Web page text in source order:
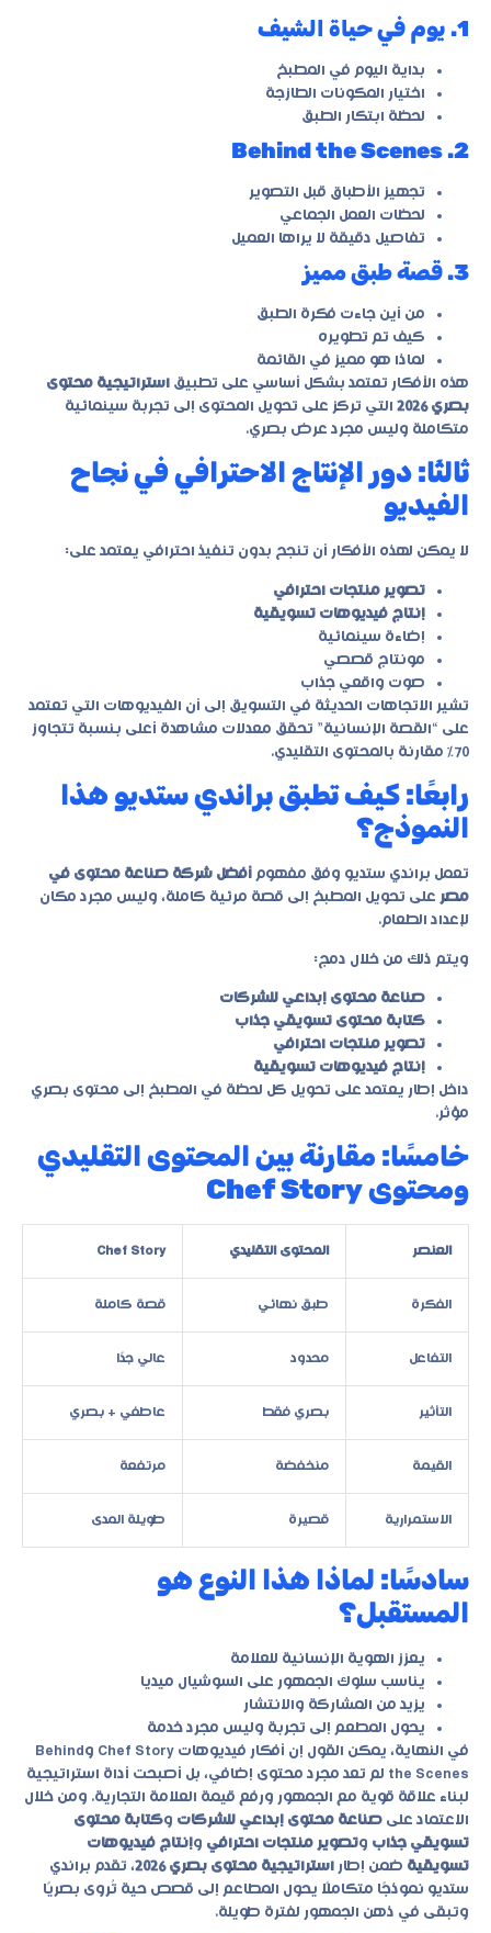
1. يوم في حياة الشيف
بداية اليوم في المطبخ
اختيار المكونات الطازجة
لحظة ابتكار الطبق
2. Behind the Scenes
تجهيز الأطباق قبل التصوير
لحظات العمل الجماعي
تفاصيل دقيقة لا يراها العميل
3. قصة طبق مميز
من أين جاءت فكرة الطبق
كيف تم تطويره
لماذا هو مميز في القائمة
هذه الأفكار تعتمد بشكل أساسي على تطبيق استراتيجية محتوى
بصري 2026
التي تركز على تحويل المحتوى إلى تجربة سينمائية
متكاملة وليس مجرد عرض بصري.
ثالثًا: دور الإنتاج الاحترافي في نجاح
الفيديو
لا يمكن لهذه الأفكار أن تنجح بدون تنفيذ احترافي يعتمد على:
تصوير منتجات احترافي
إنتاج فيديوهات تسويقية
إضاءة سينمائية
مونتاج قصصي
صوت واقعي جذاب
تشير الاتجاهات الحديثة في التسويق إلى أن الفيديوهات التي تعتمد
على “القصة الإنسانية” تحقق معدلات مشاهدة أعلى بنسبة تتجاوز
70% مقارنة بالمحتوى التقليدي.
رابعًا: كيف تطبق براندي ستديو هذا
النموذج؟
تعمل براندي ستديو وفق مفهوم أفضل شركة صناعة محتوى في
مصر على تحويل المطبخ إلى قصة مرئية كاملة، وليس مجرد مكان
لإعداد الطعام.
ويتم ذلك من خلال دمج:
صناعة محتوى إبداعي للشركات
كتابة محتوى تسويقي جذاب
تصوير منتجات احترافي
إنتاج فيديوهات تسويقية
داخل إطار يعتمد على تحويل كل لحظة في المطبخ إلى محتوى بصري
مؤثر.
خامسًا: مقارنة بين المحتوى التقليدي
ومحتوى Chef Story
العنصر المحتوى التقليدي Chef Story
الفكرة طبق نهائي قصة كاملة
التفاعل محدود عالي جدًا
التأثير بصري فقط عاطفي + بصري
القيمة منخفضة مرتفعة
الاستمرارية قصيرة طويلة المدى
سادسًا: لماذا هذا النوع هو
المستقبل؟
يعزز الهوية الإنسانية للعلامة
يناسب سلوك الجمهور على السوشيال ميديا
يزيد من المشاركة والانتشار
يحول المطعم إلى تجربة وليس مجرد خدمة
في النهاية، يمكن القول إن أفكار فيديوهات Chef Story وBehind
the Scenes لم تعد مجرد محتوى إضافي، بل أصبحت أداة استراتيجية
لبناء علاقة قوية مع الجمهور ورفع قيمة العلامة التجارية. ومن خلال
الاعتماد على صناعة محتوى إبداعي للشركات وكتابة محتوى
تسويقي جذاب وتصوير منتجات احترافي وإنتاج فيديوهات
تسويقية ضمن إطار استراتيجية محتوى بصري 2026
، تقدم براندي
ستديو نموذجًا متكاملًا يحول المطاعم إلى قصص حية تُروى بصريًا
وتبقى في ذهن الجمهور لفترة طويلة.